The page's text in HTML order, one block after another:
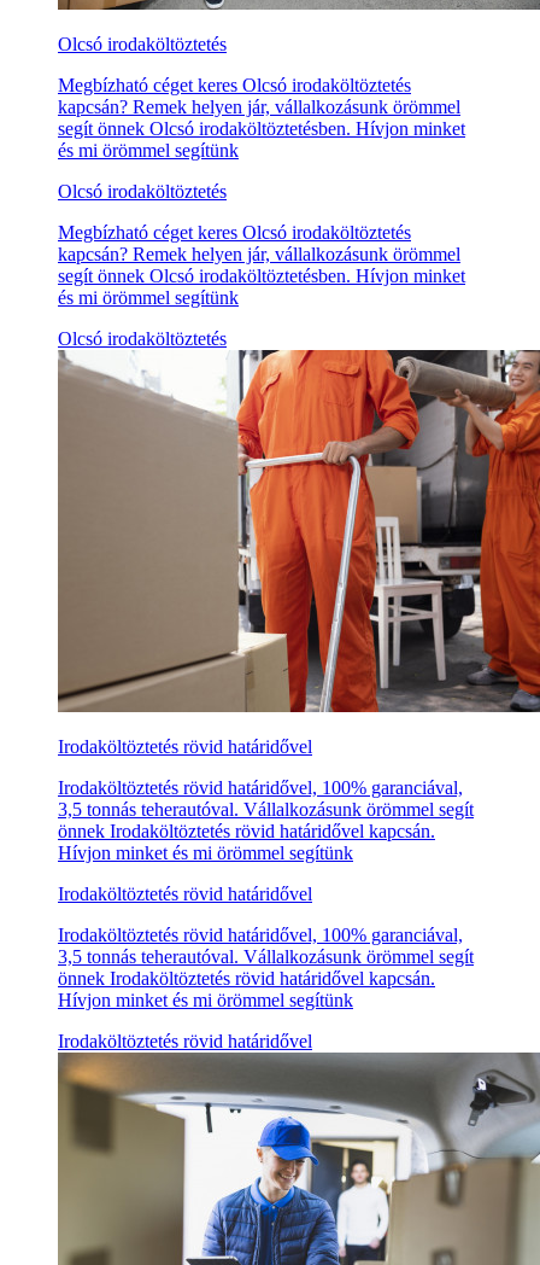
Olcsó irodaköltöztetés
Megbízható céget keres Olcsó irodaköltöztetés
kapcsán? Remek helyen jár, vállalkozásunk örömmel
segít önnek Olcsó irodaköltöztetésben. Hívjon minket
és mi örömmel segítünk
Olcsó irodaköltöztetés
Megbízható céget keres Olcsó irodaköltöztetés
kapcsán? Remek helyen jár, vállalkozásunk örömmel
segít önnek Olcsó irodaköltöztetésben. Hívjon minket
és mi örömmel segítünk
Olcsó irodaköltöztetés
Irodaköltöztetés rövid határidővel
Irodaköltöztetés rövid határidővel, 100% garanciával,
3,5 tonnás teherautóval. Vállalkozásunk örömmel segít
önnek Irodaköltöztetés rövid határidővel kapcsán.
Hívjon minket és mi örömmel segítünk
Irodaköltöztetés rövid határidővel
Irodaköltöztetés rövid határidővel, 100% garanciával,
3,5 tonnás teherautóval. Vállalkozásunk örömmel segít
önnek Irodaköltöztetés rövid határidővel kapcsán.
Hívjon minket és mi örömmel segítünk
Irodaköltöztetés rövid határidővel